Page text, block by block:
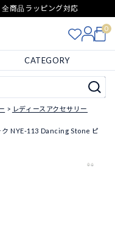
商品ラッピング対応
0
CATEGORY
レディースアクセサリー
NYE-113 Dancing Stone ピ